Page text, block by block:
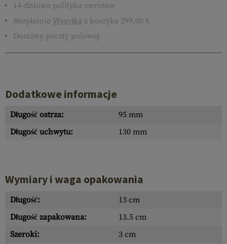
14-dniowa polityka zwrotów
Bezpłatnie Wysyłka z koszyka 299,00 €
Dostawy poczty polowej
Dodatkowe informacje
Długość ostrza:
95 mm
Długość uchwytu:
130 mm
Wymiary i waga opakowania
Długość:
13 cm
Długość zapakowana:
13.5 cm
Szeroki:
3 cm